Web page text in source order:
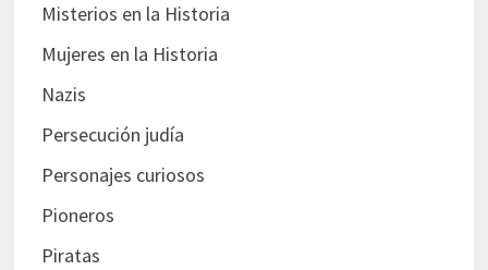
Misterios en la Historia
Mujeres en la Historia
Nazis
Persecución judía
Personajes curiosos
Pioneros
Piratas